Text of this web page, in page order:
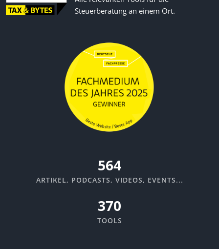
Steuerberatung an einem Ort.
670
ARTIKEL, PODCASTS, VIDEOS, EVENTS...
370
TOOLS